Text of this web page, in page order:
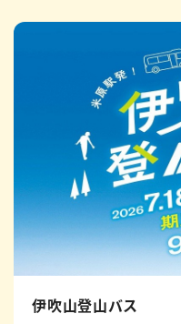
伊吹山登山バス